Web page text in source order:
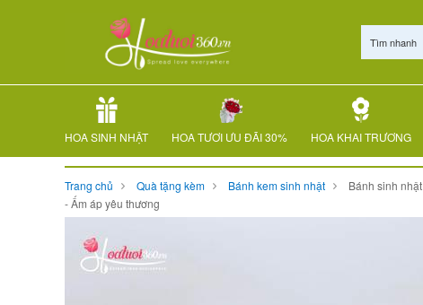
Tìm nhanh
HOA SINH NHẬT HOA TƯƠI ƯU ĐÃI 30% HOA KHAI TRƯƠNG
Trang chủ Quà tặng kèm Bánh kem sinh nhật
Bánh sinh nhật
- Ấm áp yêu thương